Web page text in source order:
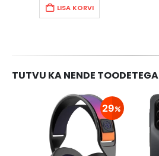
LISA KORVI
TUTVU KA NENDE TOODETEGA
29